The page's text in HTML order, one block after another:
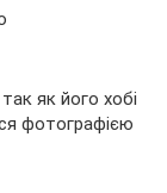
як його хобі
фотографією